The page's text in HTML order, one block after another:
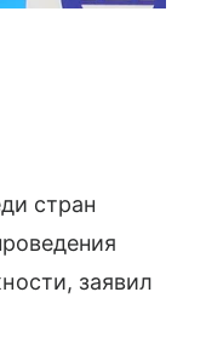
стран
заявил